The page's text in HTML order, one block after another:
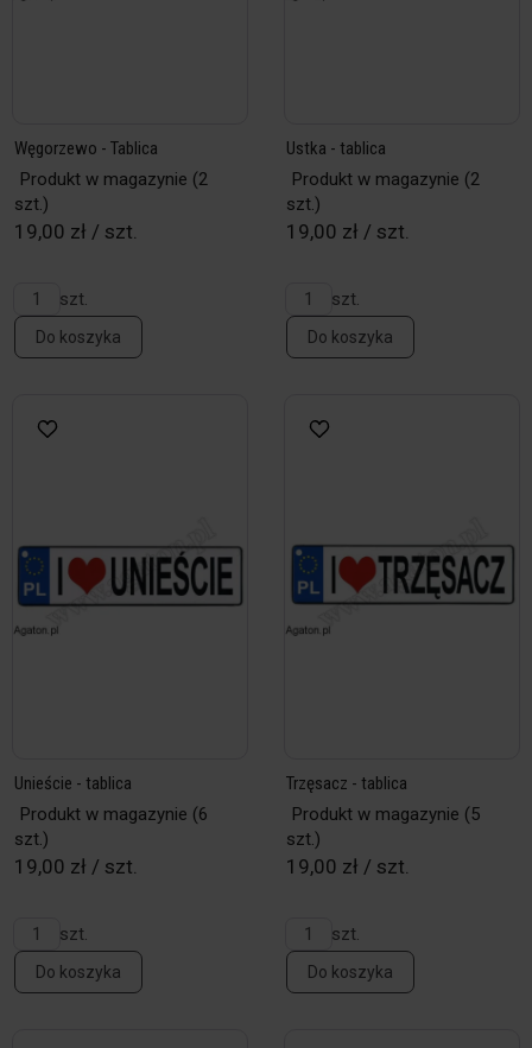
Węgorzewo - Tablica
Produkt w magazynie (2
szt.)
19,00 zł / szt.
szt.
Do koszyka
Ustka - tablica
Produkt w magazynie (2
szt.)
19,00 zł / szt.
szt.
Do koszyka
Unieście - tablica
Produkt w magazynie (6
szt.)
19,00 zł / szt.
szt.
Do koszyka
Trzęsacz - tablica
Produkt w magazynie (5
szt.)
19,00 zł / szt.
szt.
Do koszyka